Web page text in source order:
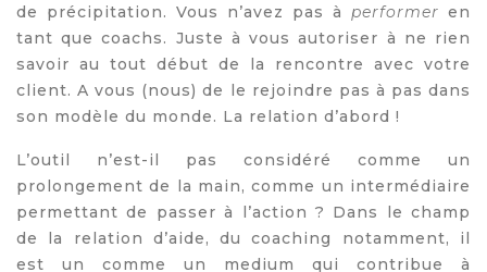
de précipitation. Vous n’avez pas à performer en
tant que coachs. Juste à vous autoriser à ne rien
savoir au tout début de la rencontre avec votre
client. A vous (nous) de le rejoindre pas à pas dans
son modèle du monde. La relation d’abord !
L’outil n’est-il pas considéré comme un
prolongement de la main, comme un intermédiaire
permettant de passer à l’action ? Dans le champ
de la relation d’aide, du coaching notamment, il
est un comme un medium qui contribue à